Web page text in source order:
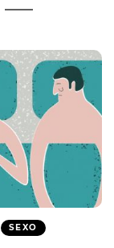
SEXO